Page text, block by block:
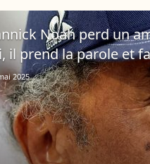
Noah perd un
il prend la parole et
2025